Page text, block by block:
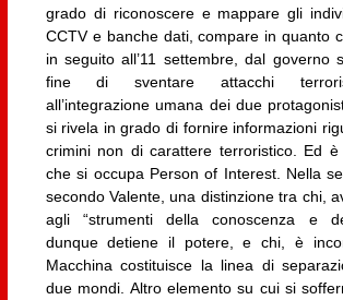
grado di riconoscere e mappare gli
CCTV e banche dati, compare in quanto
in seguito all’11 settembre, dal governo
fine di sventare attacchi
all’integrazione umana dei due
si rivela in grado di fornire informazioni
crimini non di carattere terroristico. Ed
che si occupa Person of Interest. Nella
secondo Valente, una distinzione tra chi,
agli “strumenti della conoscenza e
dunque detiene il potere, e chi, è
Macchina costituisce la linea di
due mondi. Altro elemento su cui si